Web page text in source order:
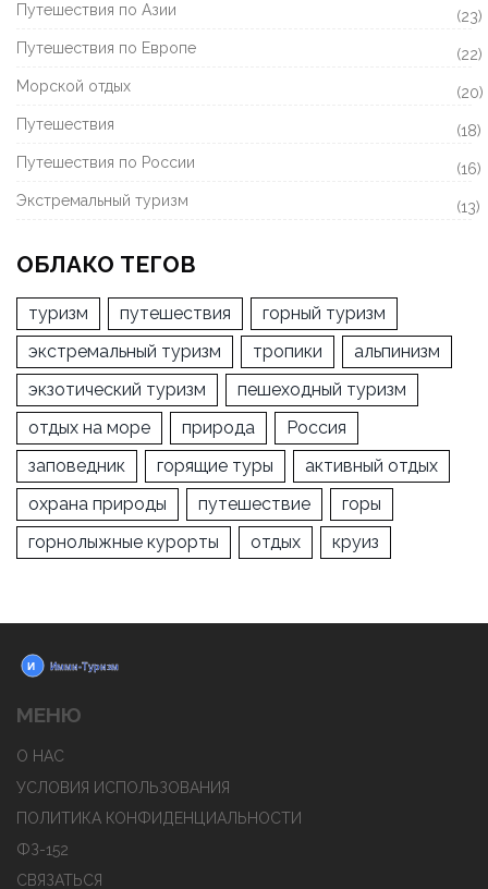
Путешествия по Азии
(23)
Путешествия по Европе
(22)
Морской отдых
(20)
Путешествия
(18)
Путешествия по России
(16)
Экстремальный туризм
(13)
ОБЛАКО ТЕГОВ
туризм путешествия
горный туризм
экстремальный туризм
тропики
альпинизм
экзотический туризм
пешеходный туризм
отдых на море
природа
Россия
заповедник
горящие туры
активный отдых
охрана природы
путешествие
горы
горнолыжные курорты
отдых круиз
МЕНЮ
О НАС
УСЛОВИЯ ИСПОЛЬЗОВАНИЯ
ПОЛИТИКА КОНФИДЕНЦИАЛЬНОСТИ
ФЗ-152
СВЯЗАТЬСЯ